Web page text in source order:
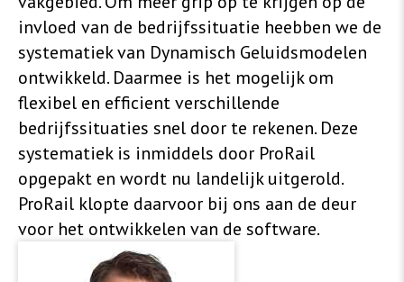
invloed van de bedrijfssituatie heebben we de
systematiek van Dynamisch Geluidsmodelen
ontwikkeld. Daarmee is het mogelijk om
flexibel en efficient verschillende
bedrijfssituaties snel door te rekenen. Deze
systematiek is inmiddels door ProRail
opgepakt en wordt nu landelijk uitgerold.
ProRail klopte daarvoor bij ons aan de deur
voor het ontwikkelen van de software.